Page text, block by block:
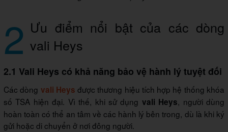
2 Ưu điểm nổi bật của các dòng
vali Heys
2.1 Vali Heys có khả năng bảo vệ hành lý tuyệt đối
Các dòng vali Heys được thương hiệu tích hợp hệ thống khóa
số TSA hiện đại. Vì thế, khi sử dụng vali Heys, người dùng
hoàn toàn có thể an tâm về các hành lý bên trong, dù là khi ký
gửi hoặc di chuyển ở nơi đông người.